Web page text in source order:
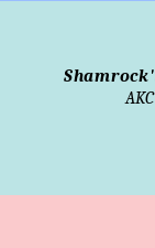
AKC